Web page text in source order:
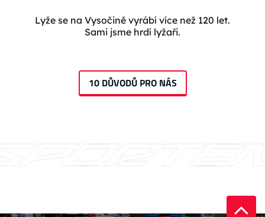
Lyže se na Vysočině vyrábí více než 120 let.
Sami jsme hrdí lyžaři.
10 DŮVODŮ PRO NÁS